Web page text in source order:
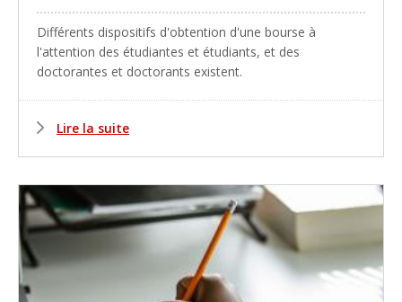
Différents dispositifs d'obtention d'une bourse à
l'attention des étudiantes et étudiants, et des
doctorantes et doctorants existent.
Lire la suite